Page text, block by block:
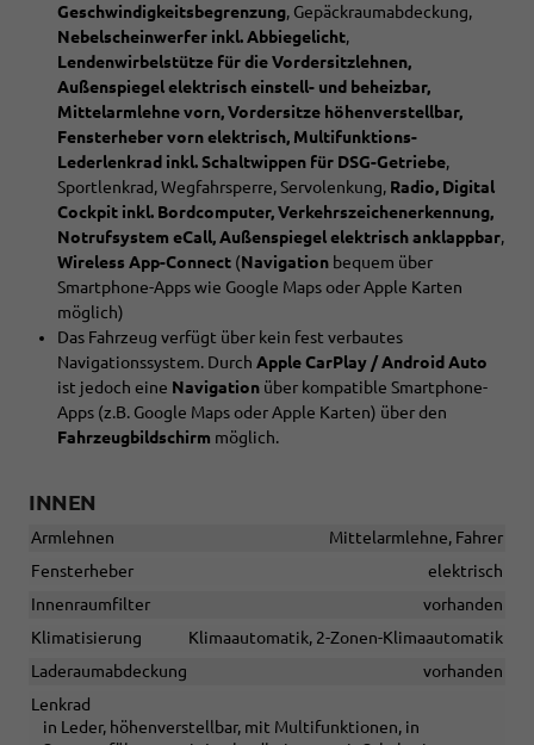
Geschwindigkeitsbegrenzung, Gepäckraumabdeckung,
Nebelscheinwerfer inkl. Abbiegelicht,
Lendenwirbelstütze für die Vordersitzlehnen,
Außenspiegel elektrisch einstell- und beheizbar,
Mittelarmlehne vorn, Vordersitze höhenverstellbar,
Fensterheber vorn elektrisch, Multifunktions-
Lederlenkrad inkl. Schaltwippen für DSG-Getriebe,
Sportlenkrad, Wegfahrsperre, Servolenkung, Radio, Digital
Cockpit inkl. Bordcomputer, Verkehrszeichenerkennung,
Notrufsystem eCall, Außenspiegel elektrisch anklappbar,
Wireless App-Connect (Navigation bequem über
Smartphone-Apps wie Google Maps oder Apple Karten
möglich)
Das Fahrzeug verfügt über kein fest verbautes
Navigationssystem. Durch Apple CarPlay / Android Auto
ist jedoch eine Navigation über kompatible Smartphone-
Apps (z.B. Google Maps oder Apple Karten) über den
Fahrzeugbildschirm möglich.
INNEN
Armlehnen
Mittelarmlehne, Fahrer
Fensterheber
elektrisch
Innenraumfilter
vorhanden
Klimatisierung
Klimaautomatik, 2-Zonen-Klimaautomatik
Laderaumabdeckung
vorhanden
Lenkrad
in Leder, höhenverstellbar, mit Multifunktionen, in